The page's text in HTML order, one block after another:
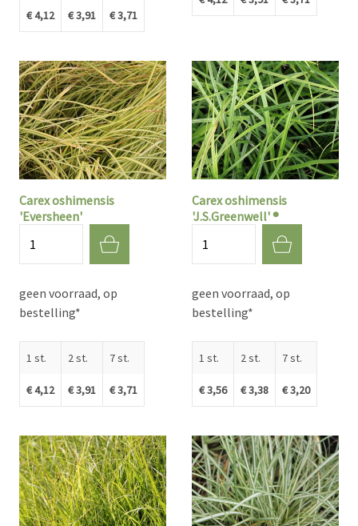
€ 4,12 € 3,91 € 3,71
Carex oshimensis
'Eversheen'
geen voorraad, op
bestelling*
1 st.
€ 4,12
2 st.
€ 3,91
7 st.
€ 3,71
Carex oshimensis
'J.S.Greenwell' ®
geen voorraad, op
bestelling*
1 st.
€ 3,56
2 st.
€ 3,38
7 st.
€ 3,20